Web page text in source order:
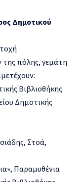
Δημοτικού
της πόλης, γεμάτη
Βιβλιοθήκης
Δημοτικής
Στοά,
Παραμυθένια